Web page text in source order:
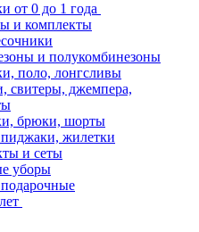
от 0 до 1 года
и комплекты
и полукомбинезоны
поло, лонгсливы
свитеры, джемпера,
брюки, шорты
жилетки
и сеты
уборы